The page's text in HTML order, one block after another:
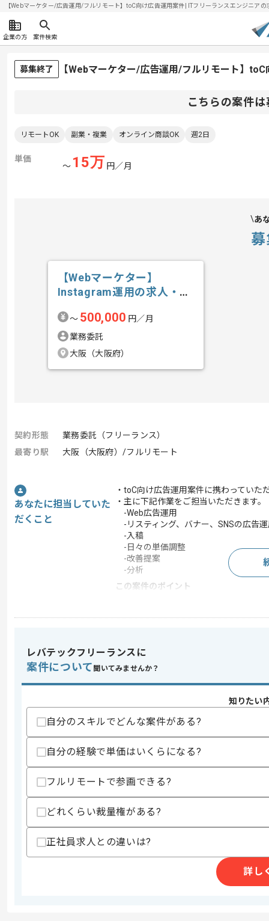
【Webマーケター/広告運用/フルリモート】toC向け広告運用案件| ITフリーランスエンジニア
企業の方 案件検索
募集終了 【Webマーケター/広告運用/フルリモート】
こちらの案件
リモートOK 副業・複業 オンライン商談OK 週2日
単価
〜 15万 円／月
あ
【Webマーケター】
Instagram運用の求人・案
〜 500,000 円／月
業務委託
大阪（大阪府）
契約形態
業務委託（フリーランス）
最寄り駅
大阪（大阪府）/フルリモート
あなたに担当していた
だくこと
・toC向け広告運用案件に携わっていた
・主に下記作業をご担当いただきます。
-Web広告運用
-リスティング、バナー、SNSの広告
-入稿
-日々の単価調整
-改善提案
-分析
この案件のポイント
スキル
求めるスキル
・toC向け広告運用経験(1年以上)
上記に似た経験やスキルをお持ちであれば
その他募集要項
商談回数
1回
エリアマーケティング事業等を展開し
今回はtoC向け広告運用案件に携わって
レバテックフリーランスに
案件について 聞いてみませんか？
知りたい
自分のスキルでどんな案件がある?
自分の経験で単価はいくらになる?
フルリモートで参画できる?
どれくらい裁量権がある?
正社員求人との違いは?
詳し